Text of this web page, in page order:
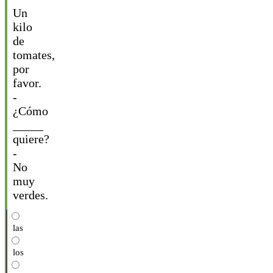
Un
kilo
de
tomates,
por
favor.
-
¿Cómo
quiere?
-
No
muy
verdes.
las
los